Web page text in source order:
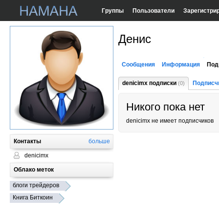
Группы Пользователи
Контакты больше
denicimx
Облако меток
блоги трейдеров
Книга Биткоин
Денис
Сообщения Информация
denicimx подписки (0)
Никого пока нет
denicimx не имеет подписчиков